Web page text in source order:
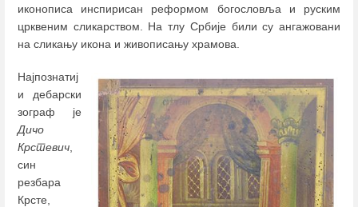
иконописа инспирисан реформом богословља и руским
црквеним сликарством. На тлу Србије били су ангажовани
на сликању икона и живописању храмова.
Најпознатиј
и дебарски
зограф је
Дичо
Крстевич
син
резбара
Крсте,